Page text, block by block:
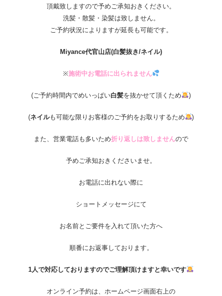
頂戴致しますので予めご承知おきください。
洗髪・散髪・染髪は致しません。
ご予約状況によりますが延長も可能です。
Miyance代官山店(白髪抜き/ネイル)
※施術中お電話に出られません
(ご予約時間内でめいっぱい白髪を抜かせて頂くため )
(ネイルも可能な限りお客様のご予約をお取りするため )
また、営業電話も多いため折り返しは致しませんので
予めご承知おきくださいませ。
お電話に出れない際に
ショートメッセージにて
お名前とご要件を入れて頂いた方へ
順番にお返事しております。
1人で対応しておりますのでご理解頂けますと幸いです
オンライン予約は、ホームページ画面右上の